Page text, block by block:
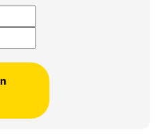
oliefilter aantal